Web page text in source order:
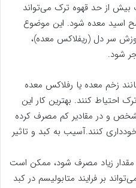
بیش از حد قهوه ترک می‌تواند
اسید معده شود. این موضوع
سر دل (ریفلاکس معده)،
شود.
زخم معده یا رفلاکس معده
احتیاط کنند. بهترین کار این
و در مقادیر کم مصرف کرده
کنند.آسیب به کبد و تاثیر
مقدار زیاد مصرف شود، ممکن است
بر فرایند متابولیسم در کبد